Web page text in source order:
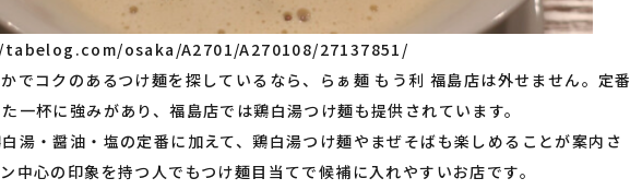
osaka/A2701/A270108/27137851/
でコクのあるつけ麺を探しているなら、らぁ麺 もう利 福島店は外せません。定番
一杯に強みがあり、福島店では鶏白湯つけ麺も提供されています。
湯・醤油・塩の定番に加えて、鶏白湯つけ麺やまぜそばも楽しめることが案内さ
中心の印象を持つ人でもつけ麺目当てで候補に入れやすいお店です。